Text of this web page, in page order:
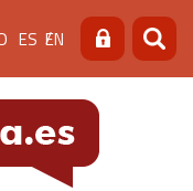
ES EN Buscar